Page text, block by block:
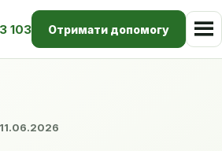
103 Отримати допомогу
11.06.2026